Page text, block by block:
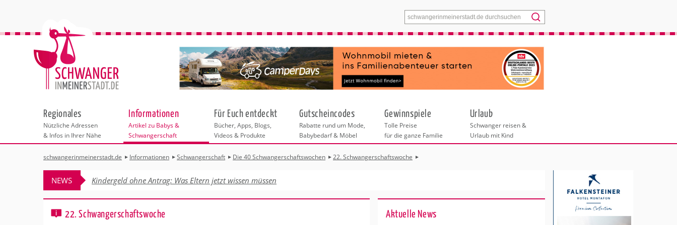
Menü
Regionales
Nützliche Adressen
& Infos in Ihrer Nähe
Städteauswahl
Bitte wählen Sie zuerst eine Stadt aus.
beziehen sich auf die ausgewählte Stadt.
Adressen
Behördengänge &
Informationen
Artikel zu Babys &
Schwangerschaft
Kinderwunsch
Schwangerschaft
Übersicht der Schwangerschaft
Schwangerschaft Gesundheit
Schwangerschaft Ernährung
Geburt
Für Euch entdeckt
Bücher, Apps, Blogs,
Videos & Produkte
Gutscheincodes
Rabatte rund um Mode,
Babybedarf & Möbel
Gewinnspiele
Tolle Preise
für die ganze Familie
Urlaub
Schwanger reisen &
Urlaub mit Kind
schwangerinmeinerstadt.de Informationen Schwangerschaft Die 40 Schwangerschaftswochen 22. Schwangerschaftswoche
NEWS Kindergeld ohne Antrag: Was Eltern jetzt wissen müssen
22. Schwangerschaftswoche Ak­tu­el­le News